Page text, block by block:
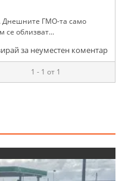
Днешните ГМО-та само
се облизват...
за неуместен коментар
1 - 1 от 1